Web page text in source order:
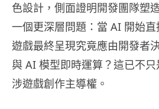
色設計，側面證明開發團隊塑
一個更深層問題：當 AI 開始直
遊戲最終呈現究竟應由開發者
與 AI 模型即時運算？這已不
涉遊戲創作主導權。